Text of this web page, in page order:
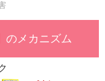
のメカニズム